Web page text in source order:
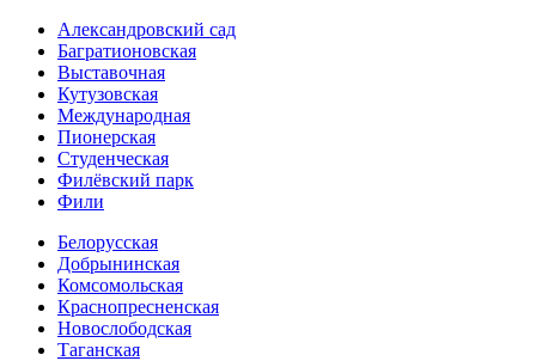
Александ­ровский сад
Багратионовская
Выставочная
Кутузовская
Международная
Пионерская
Студенческая
Филёвский парк
Фили
Белорусская
Добрынинская
Комсо­мольская
Краснопресненская
Новослободская
Таганская